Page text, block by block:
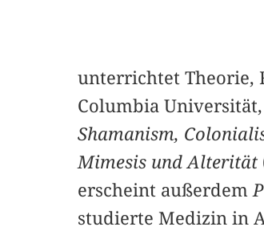
unterrichtet Theorie,
Columbia
Shamanism,
Mimesis und Alterität
erscheint außerdem
studierte Medizin in